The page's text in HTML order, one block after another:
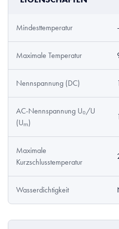
Mindesttemperatur
Maximale Temperatur
Nennspannung (DC)
AC-Nennspannung U₀/U
(Uₘ)
Maximale
Kurzschlusstemperatur
Wasserdichtigkeit